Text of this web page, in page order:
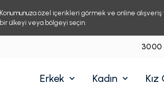
Konumunuza özel içerikleri görmek ve online alışveriş
bir ülkeyi veya bölgeyi seçin.
3000
Erkek Kadın